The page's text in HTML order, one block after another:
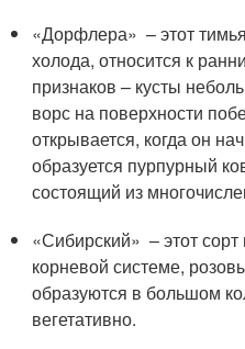
«Дорфлера» – этот
холода, относится к
признаков – кусты
ворс на поверхности
открывается, когда он
образуется пурпурный
состоящий из
«Сибирский» – этот
корневой системе,
образуются в большом
вегетативно.